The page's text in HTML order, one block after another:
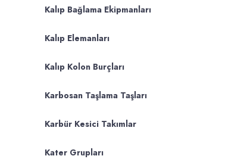
Kalıp Bağlama Ekipmanları
Kalıp Elemanları
Kalıp Kolon Burçları
Karbosan Taşlama Taşları
Karbür Kesici Takımlar
Kater Grupları